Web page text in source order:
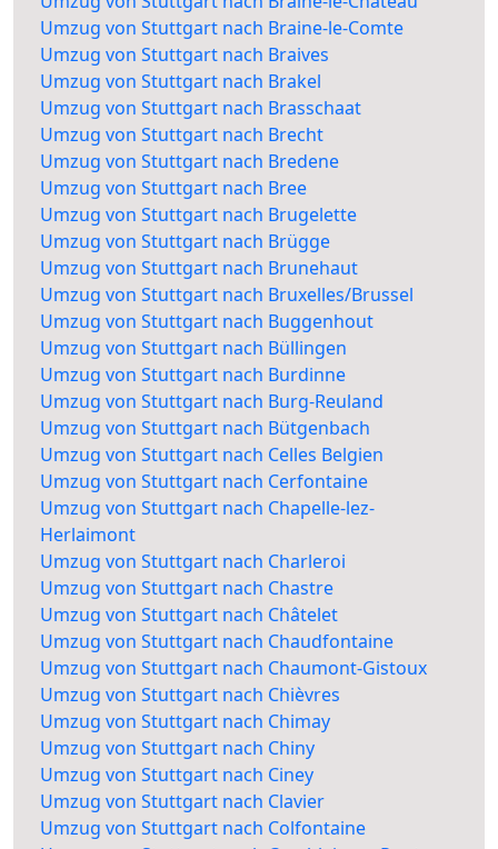
Umzug von Stuttgart nach Braine-le-Comte
Umzug von Stuttgart nach Braives
Umzug von Stuttgart nach Brakel
Umzug von Stuttgart nach Brasschaat
Umzug von Stuttgart nach Brecht
Umzug von Stuttgart nach Bredene
Umzug von Stuttgart nach Bree
Umzug von Stuttgart nach Brugelette
Umzug von Stuttgart nach Brügge
Umzug von Stuttgart nach Brunehaut
Umzug von Stuttgart nach Bruxelles/Brussel
Umzug von Stuttgart nach Buggenhout
Umzug von Stuttgart nach Büllingen
Umzug von Stuttgart nach Burdinne
Umzug von Stuttgart nach Burg-Reuland
Umzug von Stuttgart nach Bütgenbach
Umzug von Stuttgart nach Celles Belgien
Umzug von Stuttgart nach Cerfontaine
Umzug von Stuttgart nach Chapelle-lez-
Herlaimont
Umzug von Stuttgart nach Charleroi
Umzug von Stuttgart nach Chastre
Umzug von Stuttgart nach Châtelet
Umzug von Stuttgart nach Chaudfontaine
Umzug von Stuttgart nach Chaumont-Gistoux
Umzug von Stuttgart nach Chièvres
Umzug von Stuttgart nach Chimay
Umzug von Stuttgart nach Chiny
Umzug von Stuttgart nach Ciney
Umzug von Stuttgart nach Clavier
Umzug von Stuttgart nach Colfontaine